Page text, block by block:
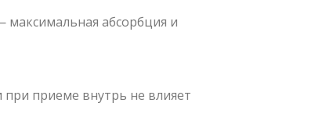
максимальная абсорбция и
приеме внутрь не влияет